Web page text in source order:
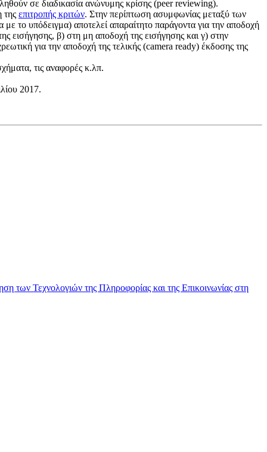
σε διαδικασία ανώνυμης κρίσης (peer reviewing).
της επιτροπής κριτών. Στην περίπτωση ασυμφωνίας μεταξύ των
το υπόδειγμα) αποτελεί απαραίτητο παράγοντα για την αποδοχή
εισήγησης, β) στη μη αποδοχή της εισήγησης και γ) στην
για την αποδοχή της τελικής (camera ready) έκδοσης της
τις αναφορές κ.λπ.
2017.
των Τεχνολογιών της Πληροφορίας και της Επικοινωνίας στη